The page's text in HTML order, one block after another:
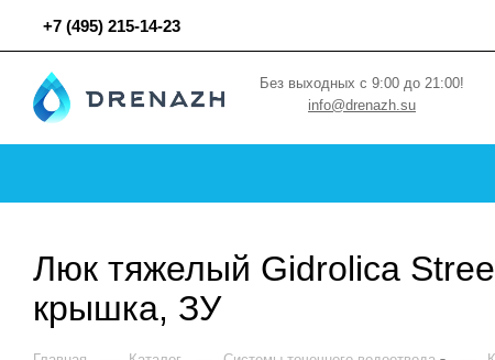
+7 (495) 215-14-23
Без выходных с 9:00 до 21:00!
info@drenazh.su
Люк тяжелый Gidrolica
крышка, ЗУ